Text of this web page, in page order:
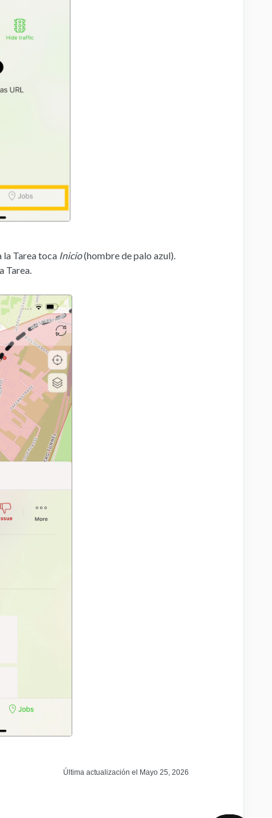
la Tarea toca Inicio(hombre de palo azul).
Tarea.
Última actualización el Mayo 25, 2026